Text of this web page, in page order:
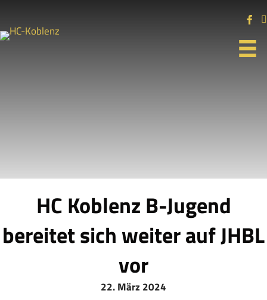
HC Koblenz B-Jugend
bereitet sich weiter auf JHBL
vor
22. März 2024